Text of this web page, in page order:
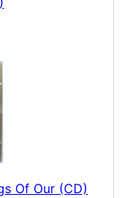
Of Our (CD)